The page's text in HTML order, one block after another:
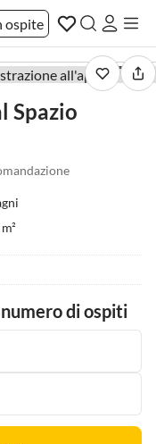
ospite
1 / 36
Spazio
di ospiti